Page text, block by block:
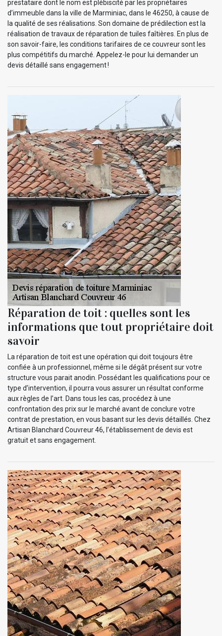
prestataire dont le nom est plébiscité par les propriétaires
d’immeuble dans la ville de Marminiac, dans le 46250, à cause de
la qualité de ses réalisations. Son domaine de prédilection est la
réalisation de travaux de réparation de tuiles faîtières. En plus de
son savoir-faire, les conditions tarifaires de ce couvreur sont les
plus compétitifs du marché. Appelez-le pour lui demander un
devis détaillé sans engagement !
Réparation de toit : quelles sont les
informations que tout propriétaire doit
savoir
La réparation de toit est une opération qui doit toujours être
confiée à un professionnel, même si le dégât présent sur votre
structure vous parait anodin. Possédant les qualifications pour ce
type d’intervention, il pourra vous assurer un résultat conforme
aux règles de l’art. Dans tous les cas, procédez à une
confrontation des prix sur le marché avant de conclure votre
contrat de prestation, en vous basant sur les devis détaillés. Chez
Artisan Blanchard Couvreur 46, l’établissement de devis est
gratuit et sans engagement.